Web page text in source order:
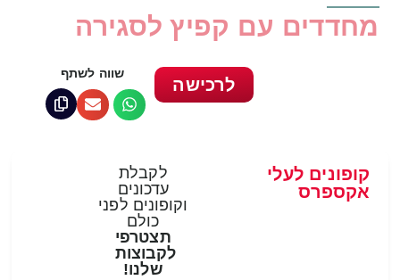
מחדדים עם קפיץ לסגירה
שווה לשתף
לרכישה
לקבלת
עדכונים
וקופונים לפני
כולם
תצטרפי
לקבוצות
שלנו!
קופונים לעלי
אקספרס